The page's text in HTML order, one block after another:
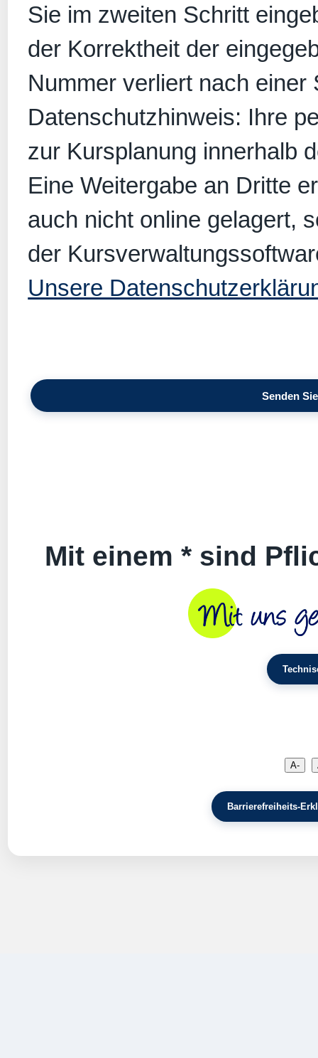
Sie im zweiten Schritt
der Korrektheit der
Nummer verliert nach einer
Datenschutzhinweis: Ihre
zur Kursplanung innerhalb
Eine Weitergabe an Dritte
auch nicht online gelagert,
der
Unsere
Mit einem * sind
A-
Barrierefreiheits-